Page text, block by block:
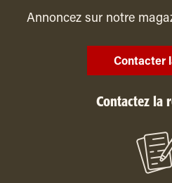
Annoncez sur notre
Contacter
Contactez la